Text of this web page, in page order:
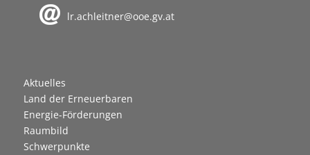
lr.achleitner@ooe.gv.at
Aktuelles
Land der Erneuerbaren
Energie-Förderungen
Raumbild
Schwerpunkte